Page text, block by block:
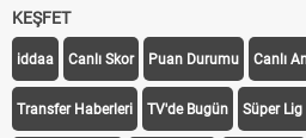
KEŞFET
iddaa Canlı Skor Puan Durumu Canlı
Transfer Haberleri TV'de Bugün Süper